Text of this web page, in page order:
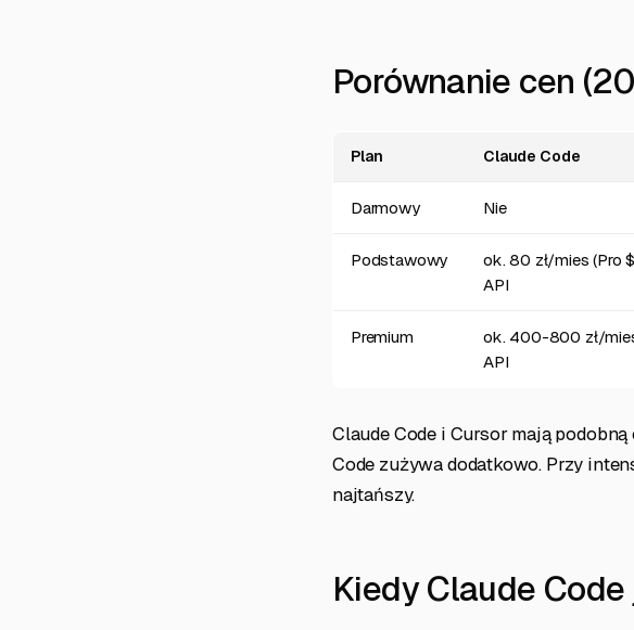
Porównanie cen
Plan Claude Code
Darmowy Nie
Podstawowy
ok. 80 zł/mies (Pro
API
Premium
ok. 400-800 zł/
API
Claude Code i Cursor mają
Code zużywa dodatkowo. Przy
najtańszy.
Kiedy Claude